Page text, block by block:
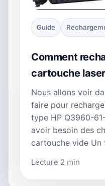
Guide
Comment
cartouche
Nous allons voir
faire pour
type HP Q3960-
avoir besoin des
cartouche vide Un
Lecture 2 min